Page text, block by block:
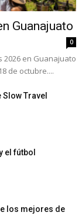
Guanajuato
0
2026 en Guanajuato
de octubre....
Slow Travel
el fútbol
los mejores de